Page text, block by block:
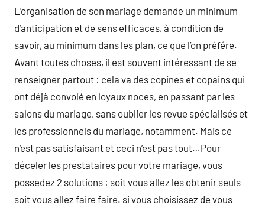
L’organisation de son mariage demande un minimum
d’anticipation et de sens efficaces, à condition de
savoir, au minimum dans les plan, ce que l’on préfére.
Avant toutes choses, il est souvent intéressant de se
renseigner partout : cela va des copines et copains qui
ont déjà convolé en loyaux noces, en passant par les
salons du mariage, sans oublier les revue spécialisés et
les professionnels du mariage, notamment. Mais ce
n’est pas satisfaisant et ceci n’est pas tout…Pour
déceler les prestataires pour votre mariage, vous
possedez 2 solutions : soit vous allez les obtenir seuls
soit vous allez faire faire. si vous choisissez de vous